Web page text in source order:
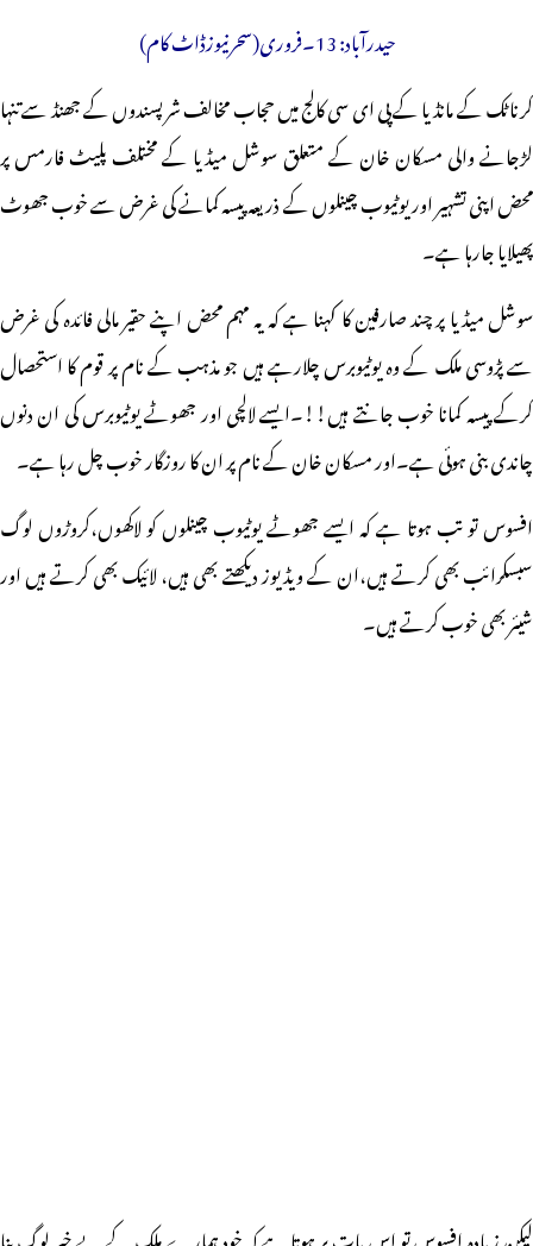
حیدرآباد: 13۔فروری(سحرنیوزڈاٹ کام)
کرناٹک کے مانڈیا کے پی ای سی کالج میں حجاب مخالف شرپسندوں کے جھنڈ سے تنہا
لڑجانے والی مسکان خان کے متعلق سوشل میڈیا کے مختلف پلیٹ فارمس پر
محض اپنی تشہیر اور یوٹیوب چینلوں کے ذریعہ پیسہ کمانے کی غرض سے خوب جھوٹ
پھیلایا جارہا ہے۔
سوشل میڈیا پر چند صارفین کا کہنا ہے کہ یہ مہم محض اپنے حقیر مالی فائدہ کی غرض
سے پڑوسی ملک کے وہ یوٹیوبرس چلارہے ہیں جو مذہب کے نام پر قوم کا استحصال
کرکے پیسہ کمانا خوب جانتے ہیں!!۔ایسے لالچی اور جھوٹے یوٹیوبرس کی ان دنوں
چاندی بنی ہوئی ہے۔اور مسکان خان کے نام پر ان کا روزگار خوب چل رہا ہے۔
افسوس تو تب ہوتا ہے کہ ایسے جھوٹے یوٹیوب چینلوں کو لاکھوں،کروڑوں لوگ
سبسکرائب بھی کرتے ہیں،ان کے ویڈیوز دیکھتے بھی ہیں، لائیک بھی کرتے ہیں اور
شیئر بھی خوب کرتے ہیں۔